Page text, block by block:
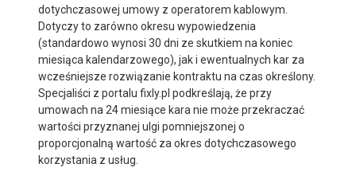
dotychczasowej umowy z operatorem kablowym.
Dotyczy to zarówno okresu wypowiedzenia
(standardowo wynosi 30 dni ze skutkiem na koniec
miesiąca kalendarzowego), jak i ewentualnych kar za
wcześniejsze rozwiązanie kontraktu na czas określony.
Specjaliści z portalu fixly.pl podkreślają, że przy
umowach na 24 miesiące kara nie może przekraczać
wartości przyznanej ulgi pomniejszonej o
proporcjonalną wartość za okres dotychczasowego
korzystania z usług.